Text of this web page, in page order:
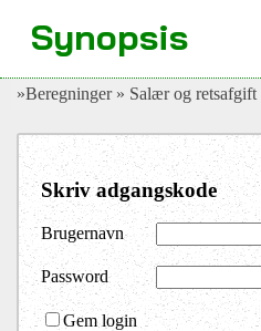
»Beregninger » Salær og retsafgift
Skriv adgangskode
Brugernavn
Password
Gem login
Synopsis